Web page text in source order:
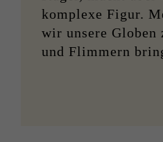
komplexe Figur.
wir unsere Globen
und Flimmern